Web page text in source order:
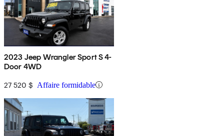
2023 Jeep Wrangler Sport S 4-
Door 4WD
27 520 $ Affaire formidable